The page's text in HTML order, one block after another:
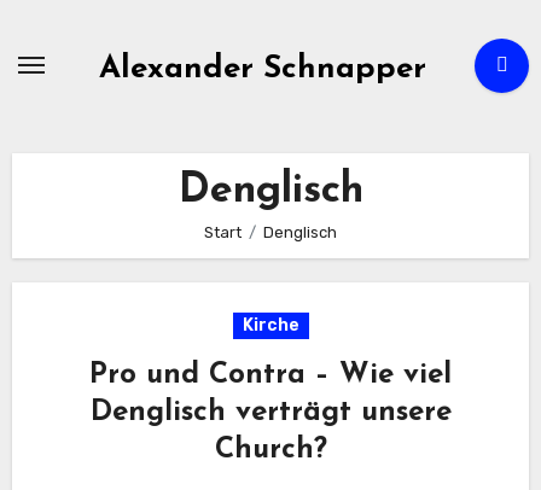
Alexander Schnapper
Denglisch
Start Denglisch
Kirche
Pro und Contra – Wie viel
Denglisch verträgt unsere
Church?